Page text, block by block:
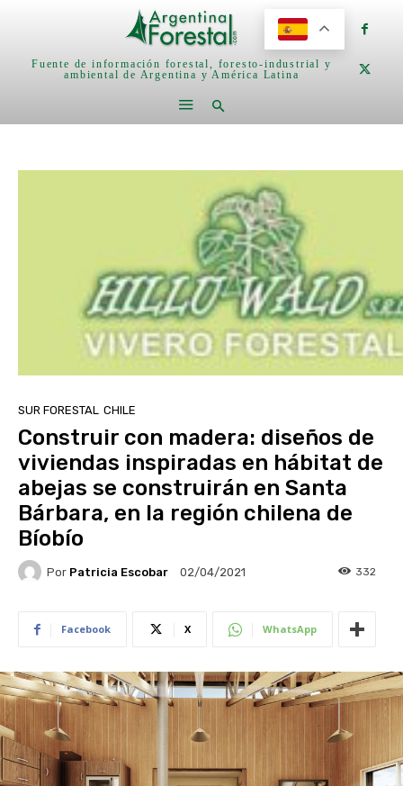
Fuente de información forestal, foresto-industrial y
ambiental de Argentina y América Latina
SUR FORESTAL CHILE
Construir con madera: diseños de
viviendas inspiradas en hábitat de
abejas se construirán en Santa
Bárbara, en la región chilena de
Bíobío
Por Patricia Escobar 02/04/2021 332
Facebook X WhatsApp